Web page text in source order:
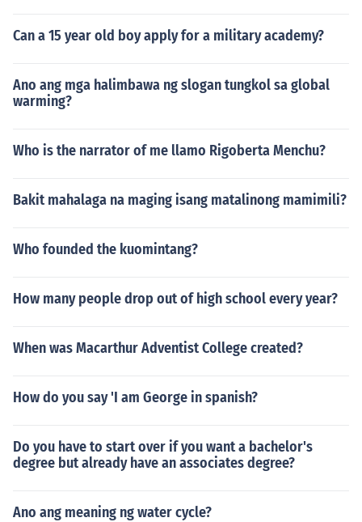
Can a 15 year old boy apply for a military academy?
Ano ang mga halimbawa ng slogan tungkol sa global
warming?
Who is the narrator of me llamo Rigoberta Menchu?
Bakit mahalaga na maging isang matalinong mamimili?
Who founded the kuomintang?
How many people drop out of high school every year?
When was Macarthur Adventist College created?
How do you say 'I am George in spanish?
Do you have to start over if you want a bachelor's
degree but already have an associates degree?
Ano ang meaning ng water cycle?